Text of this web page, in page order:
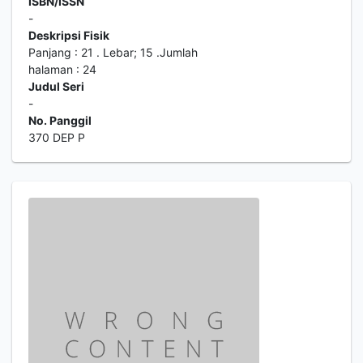
-
Deskripsi Fisik
Panjang : 21 . Lebar; 15 .Jumlah
halaman : 24
Judul Seri
-
No. Panggil
370 DEP P